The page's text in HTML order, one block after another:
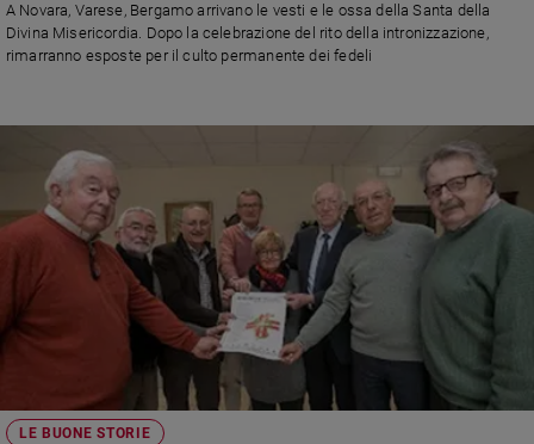
A Novara, Varese, Bergamo arrivano le vesti e le ossa della Santa della
Divina Misericordia. Dopo la celebrazione del rito della intronizzazione,
rimarranno esposte per il culto permanente dei fedeli
LE BUONE STORIE